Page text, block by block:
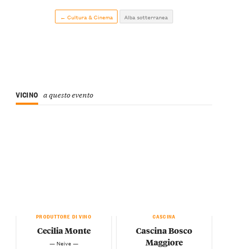
← Cultura & Cinema Alba sotterranea
VICINO a questo evento
PRODUTTORE DI VINO
Cecilia Monte
— Neive —
CASCINA
Cascina Bosco
Maggiore